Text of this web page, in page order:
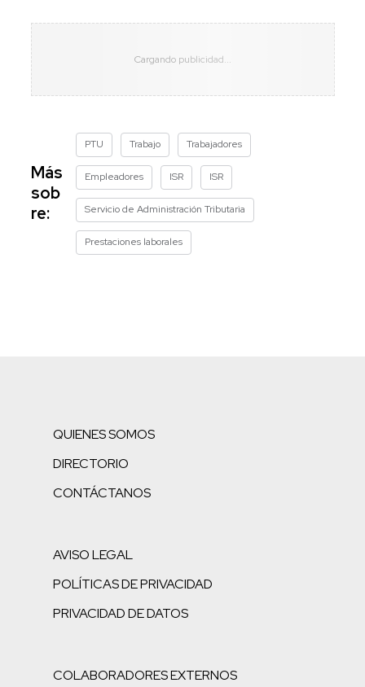
Más
sob
re:
PTU Trabajo Trabajadores
Empleadores ISR ISR
Servicio de Administración Tributaria
Prestaciones laborales
QUIENES SOMOS
DIRECTORIO
CONTÁCTANOS
AVISO LEGAL
POLÍTICAS DE PRIVACIDAD
PRIVACIDAD DE DATOS
COLABORADORES EXTERNOS